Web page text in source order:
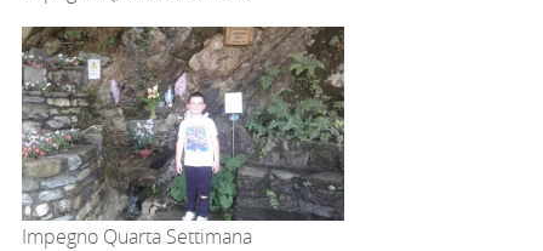
Impegno Quarta Settimana